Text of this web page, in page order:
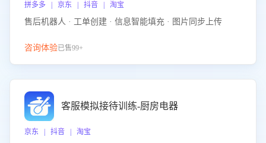
拼多多 | 京东 | 抖音 | 淘宝
售后机器人 · 工单创建 · 信息智能填充 · 图片同步上传
咨询体验已售99+
客服模拟接待训练-厨房电器
京东 | 抖音 | 淘宝